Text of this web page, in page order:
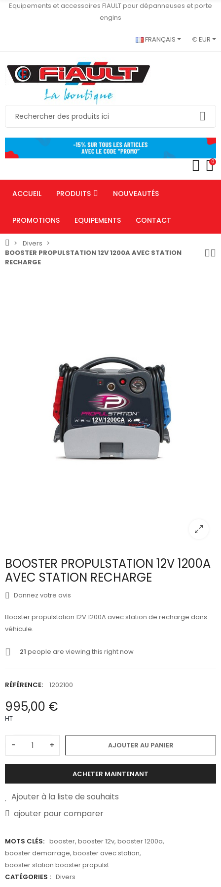
Equipements et accessoires FIAULT pour dépanneuses et porte
engins
FRANÇAIS € EUR
0
ACCUEIL PRODUITS NOUVEAUTÉS
PROMOTIONS EQUIPEMENTS CONTACT
Divers
BOOSTER PROPULSTATION 12V 1200A AVEC STATION
RECHARGE
BOOSTER PROPULSTATION 12V 1200A
AVEC STATION RECHARGE
Donnez votre avis
Booster propulstation 12V 1200A avec station de recharge dans
véhicule.
21 people are viewing this right now
RÉFÉRENCE: 1202100
995,00 €
HT
- + AJOUTER AU PANIER
ACHETER MAINTENANT
Ajouter à la liste de souhaits
ajouter pour comparer
MOTS CLÉS: booster, booster 12v, booster 1200a,
booster demarrage, booster avec station,
booster station booster propulst
CATÉGORIES : Divers